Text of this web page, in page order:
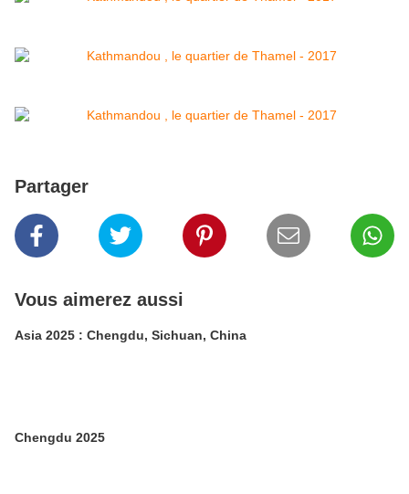
Partager
Vous aimerez aussi
Asia 2025 : Chengdu, Sichuan, China
Chengdu 2025